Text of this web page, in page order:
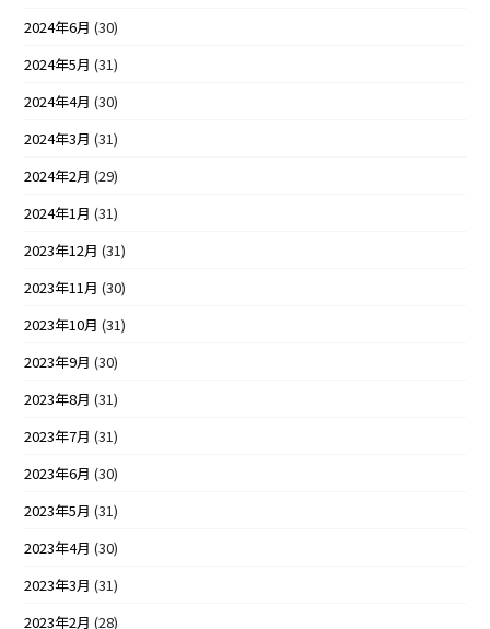
2024年6月 (30)
2024年5月 (31)
2024年4月 (30)
2024年3月 (31)
2024年2月 (29)
2024年1月 (31)
2023年12月 (31)
2023年11月 (30)
2023年10月 (31)
2023年9月 (30)
2023年8月 (31)
2023年7月 (31)
2023年6月 (30)
2023年5月 (31)
2023年4月 (30)
2023年3月 (31)
2023年2月 (28)